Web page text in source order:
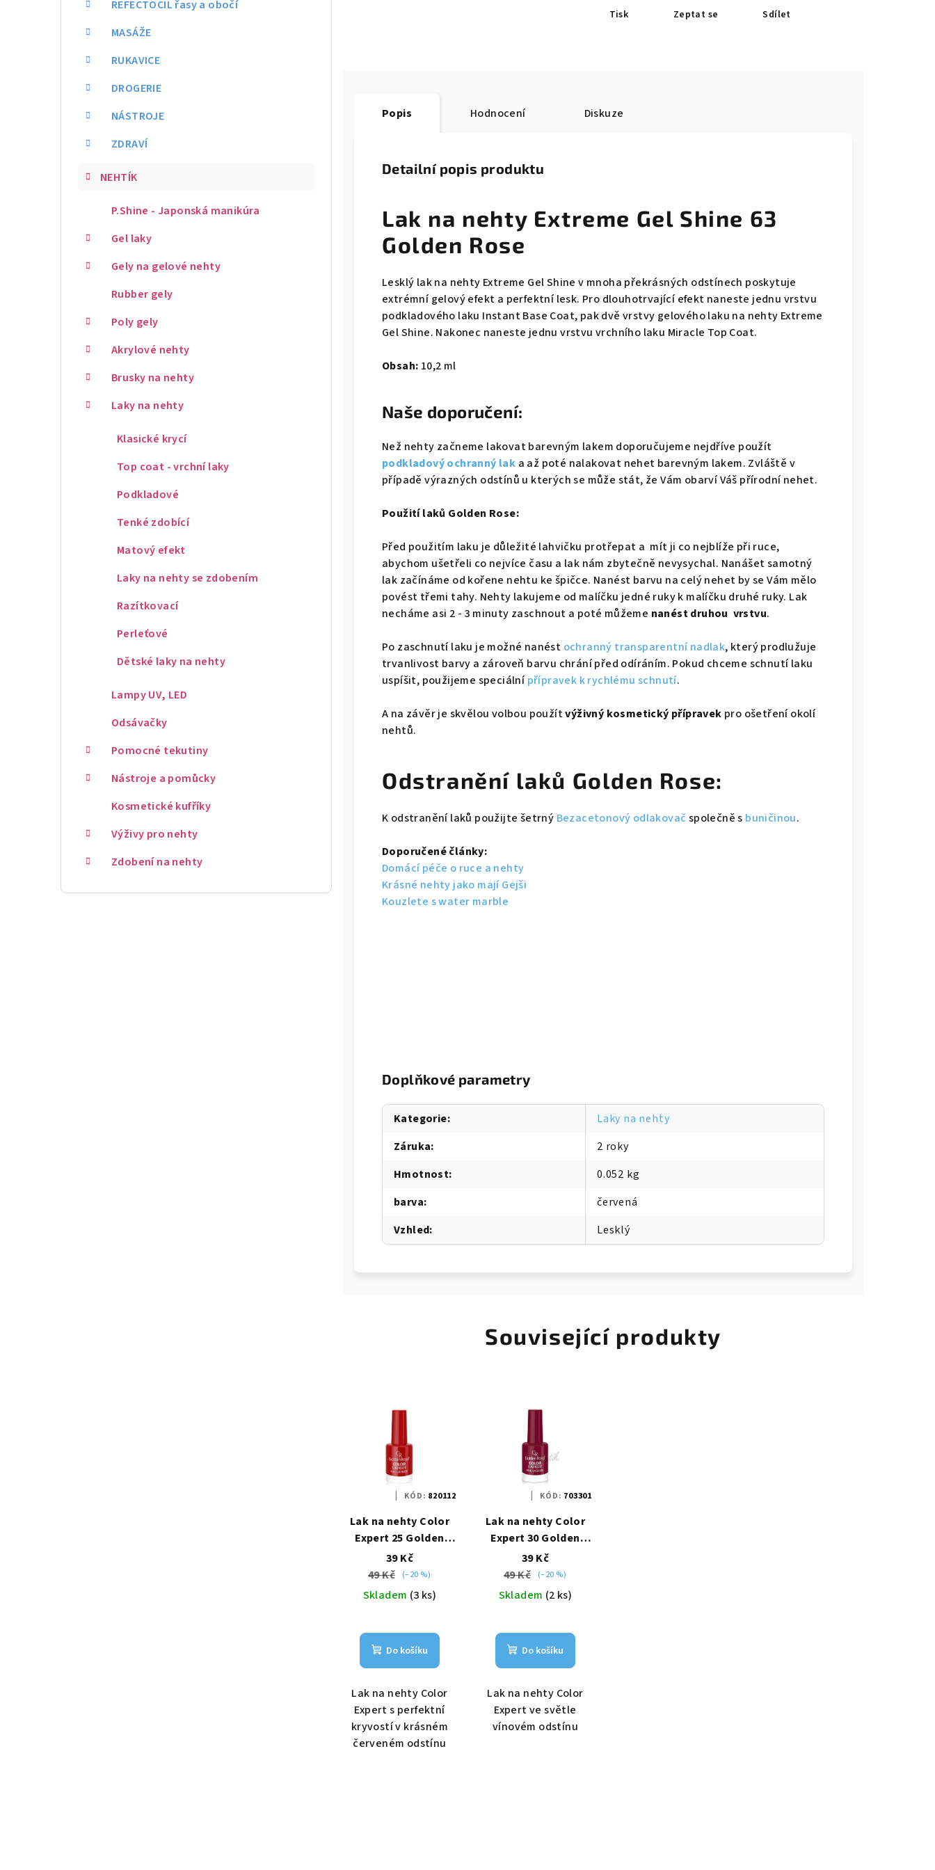
REFECTOCIL řasy a obočí
MASÁŽE
RUKAVICE
DROGERIE
NÁSTROJE
ZDRAVÍ
NEHTÍK
P.Shine - Japonská manikúra
Gel laky
Gely na gelové nehty
Rubber gely
Poly gely
Akrylové nehty
Brusky na nehty
Laky na nehty
Klasické krycí
Top coat - vrchní laky
Podkladové
Tenké zdobící
Matový efekt
Laky na nehty se zdobením
Razítkovací
Perleťové
Dětské laky na nehty
Lampy UV, LED
Odsávačky
Pomocné tekutiny
Nástroje a pomůcky
Kosmetické kufříky
Výživy pro nehty
Zdobení na nehty
Tisk Zeptat se Sdílet
Popis Hodnocení Diskuze
Detailní popis produktu
Lak na nehty Extreme Gel Shine 63
Golden Rose
Lesklý lak na nehty Extreme Gel Shine v mnoha překrásných odstínech poskytuje
extrémní gelový efekt a perfektní lesk. Pro dlouhotrvající efekt naneste jednu vrstvu
podkladového laku Instant Base Coat, pak dvě vrstvy gelového laku na nehty Extreme
Gel Shine. Nakonec naneste jednu vrstvu vrchního laku Miracle Top Coat.
Obsah: 10,2 ml
Naše doporučení:
Než nehty začneme lakovat barevným lakem doporučujeme nejdříve použít
podkladový ochranný lak a až poté nalakovat nehet barevným lakem. Zvláště v
případě výrazných odstínů u kterých se může stát, že Vám obarví Váš přírodní nehet.
Použití laků Golden Rose:
Před použitím laku je důležité lahvičku protřepat a mít ji co nejblíže při ruce,
abychom ušetřeli co nejvíce času a lak nám zbytečně nevysychal. Nanášet samotný
lak začínáme od kořene nehtu ke špičce. Nanést barvu na celý nehet by se Vám mělo
povést třemi tahy. Nehty lakujeme od malíčku jedné ruky k malíčku druhé ruky. Lak
necháme asi 2 - 3 minuty zaschnout a poté můžeme nanést druhou vrstvu.
Po zaschnutí laku je možné nanést ochranný transparentní nadlak, který prodlužuje
trvanlivost barvy a zároveň barvu chrání před odíráním. Pokud chceme schnutí laku
uspíšit, použijeme speciálnípřípravek k rychlému schnutí.
A na závěr je skvělou volbou použítvýživný kosmetický přípravek pro ošetření okolí
nehtů.
Odstranění laků Golden Rose:
K odstranění laků použijte šetrný Bezacetonový odlakovačspolečně s buničinou.
Doporučené články:
Domácí péče o ruce a nehty
Krásné nehty jako mají Gejši
Kouzlete s water marble
Doplňkové parametry
Kategorie:
Laky na nehty
Záruka:
2 roky
Hmotnost:
0.052 kg
barva:
červená
Vzhled: Lesklý
Související produkty
Lak na nehty Color
Expert 25 Golden
Rose
39 Kč
49 Kč (–20 %)
Skladem (3 ks)
Do košíku
Lak na nehty Color
Expert s perfektní
kryvostí v krásném
červeném odstínu
KÓD: 820112
Lak na nehty Color
Expert 30 Golden
Rose
39 Kč
49 Kč (–20 %)
Skladem (2 ks)
Do košíku
Lak na nehty Color
Expert ve světle
vínovém odstínu
KÓD: 703301